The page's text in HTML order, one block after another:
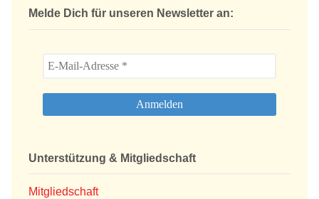
Melde Dich für unseren Newsletter an:
Unterstützung & Mitgliedschaft
Mitgliedschaft